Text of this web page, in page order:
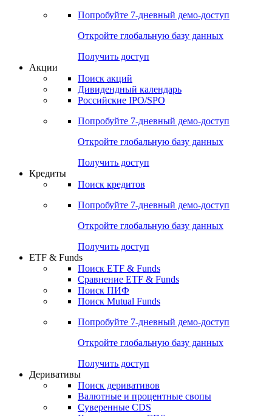
Попробуйте 7-дневный демо-доступ
Откройте глобальную базу данных
Получить доступ
Акции
Поиск акций
Дивидендный календарь
Российские IPO/SPO
Попробуйте 7-дневный демо-доступ
Откройте глобальную базу данных
Получить доступ
Кредиты
Поиск кредитов
Попробуйте 7-дневный демо-доступ
Откройте глобальную базу данных
Получить доступ
ETF & Funds
Поиск ETF & Funds
Сравнение ETF & Funds
Поиск ПИФ
Поиск Mutual Funds
Попробуйте 7-дневный демо-доступ
Откройте глобальную базу данных
Получить доступ
Деривативы
Поиск деривативов
Валютные и процентные свопы
Суверенные CDS